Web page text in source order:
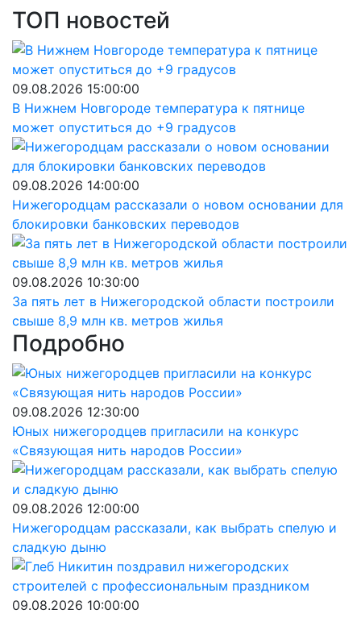
ТОП новостей
09.08.2026 15:00:00
В Нижнем Новгороде температура к пятнице
может опуститься до +9 градусов
09.08.2026 14:00:00
Нижегородцам рассказали о новом основании для
блокировки банковских переводов
09.08.2026 10:30:00
За пять лет в Нижегородской области построили
свыше 8,9 млн кв. метров жилья
Подробно
09.08.2026 12:30:00
Юных нижегородцев пригласили на конкурс
«Связующая нить народов России»
09.08.2026 12:00:00
Нижегородцам рассказали, как выбрать спелую и
сладкую дыню
09.08.2026 10:00:00